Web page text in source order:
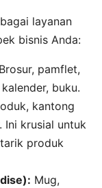
layanan
bisnis Anda:
Brosur, pamflet,
buku.
kantong
Ini krusial untuk
produk
Mug,